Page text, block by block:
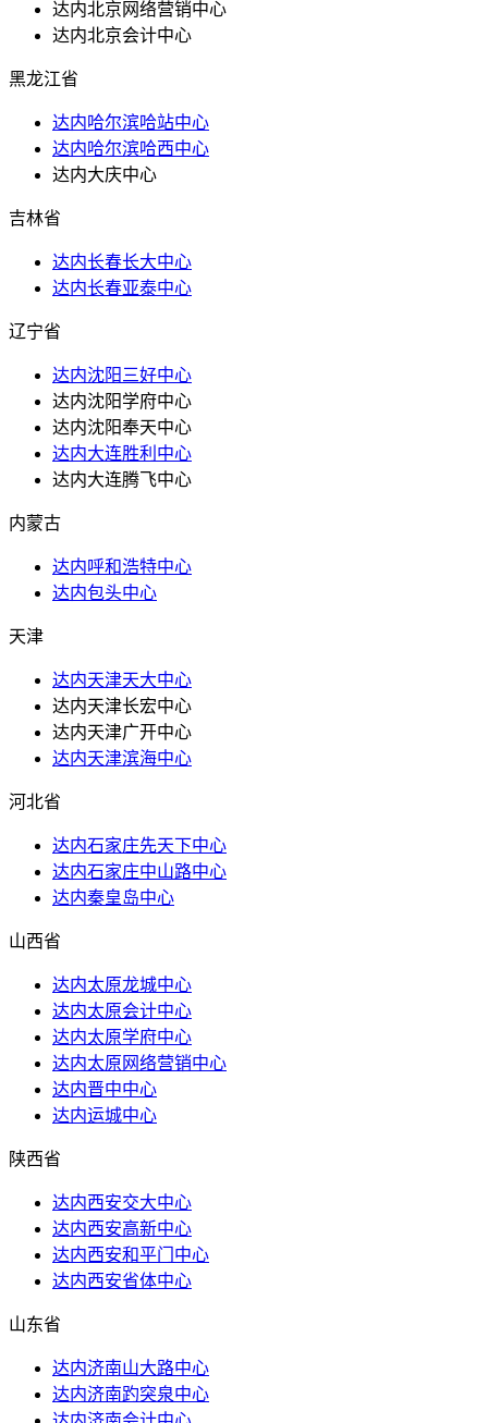
达内北京网络营销中心
达内北京会计中心
黑龙江省
达内哈尔滨哈站中心
达内哈尔滨哈西中心
达内大庆中心
吉林省
达内长春长大中心
达内长春亚泰中心
辽宁省
达内沈阳三好中心
达内沈阳学府中心
达内沈阳奉天中心
达内大连胜利中心
达内大连腾飞中心
内蒙古
达内呼和浩特中心
达内包头中心
天津
达内天津天大中心
达内天津长宏中心
达内天津广开中心
达内天津滨海中心
河北省
达内石家庄先天下中心
达内石家庄中山路中心
达内秦皇岛中心
山西省
达内太原龙城中心
达内太原会计中心
达内太原学府中心
达内太原网络营销中心
达内晋中中心
达内运城中心
陕西省
达内西安交大中心
达内西安高新中心
达内西安和平门中心
达内西安省体中心
山东省
达内济南山大路中心
达内济南趵突泉中心